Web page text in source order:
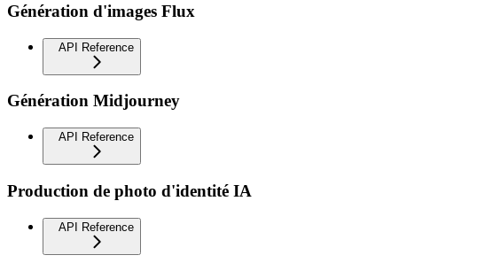
Génération d'images Flux
API Reference
Génération Midjourney
API Reference
Production de photo d'identité IA
API Reference